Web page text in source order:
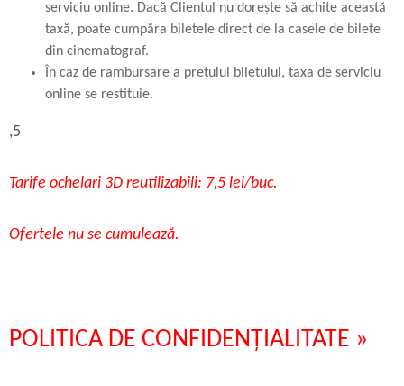
serviciu online. Dacă Clientul nu dorește să achite această
taxă, poate cumpăra biletele direct de la casele de bilete
din cinematograf.
În caz de rambursare a prețului biletului, taxa de serviciu
online se restituie.
,5
Tarife ochelari 3D reutilizabili: 7,5 lei/buc.
Ofertele nu se cumulează.
POLITICA DE CONFIDENȚIALITATE »